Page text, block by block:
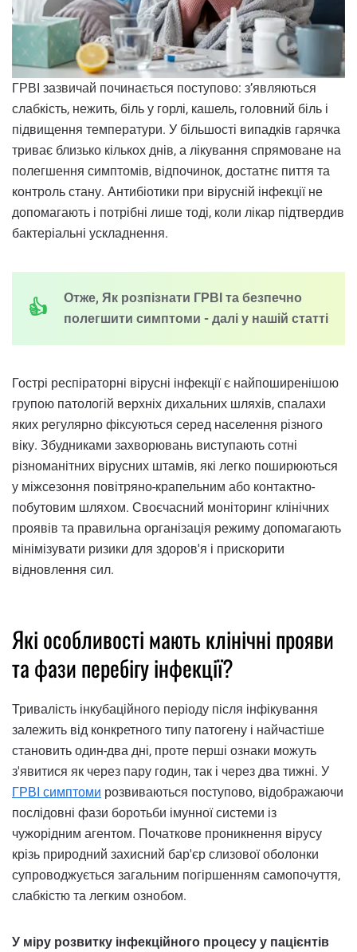
ГРВІ зазвичай починається поступово: з’являються
слабкість, нежить, біль у горлі, кашель, головний біль і
підвищення температури. У більшості випадків гарячка
триває близько кількох днів, а лікування спрямоване на
полегшення симптомів, відпочинок, достатнє пиття та
контроль стану. Антибіотики при вірусній інфекції не
допомагають і потрібні лише тоді, коли лікар підтвердив
бактеріальні ускладнення.
Отже, Як розпізнати ГРВІ та безпечно
полегшити симптоми - далі у нашій статті
Гострі респіраторні вірусні інфекції є найпоширенішою
групою патологій верхніх дихальних шляхів, спалахи
яких регулярно фіксуються серед населення різного
віку. Збудниками захворювань виступають сотні
різноманітних вірусних штамів, які легко поширюються
у міжсезоння повітряно-крапельним або контактно-
побутовим шляхом. Своєчасний моніторинг клінічних
проявів та правильна організація режиму допомагають
мінімізувати ризики для здоров'я і прискорити
відновлення сил.
Які особливості мають клінічні прояви
та фази перебігу інфекції?
Тривалість інкубаційного періоду після інфікування
залежить від конкретного типу патогену і найчастіше
становить один-два дні, проте перші ознаки можуть
з'явитися як через пару годин, так і через два тижні. У
ГРВІ симптоми розвиваються поступово, відображаючи
послідовні фази боротьби імунної системи із
чужорідним агентом. Початкове проникнення вірусу
крізь природний захисний бар'єр слизової оболонки
супроводжується загальним погіршенням самопочуття,
слабкістю та легким ознобом.
У міру розвитку інфекційного процесу у пацієнтів